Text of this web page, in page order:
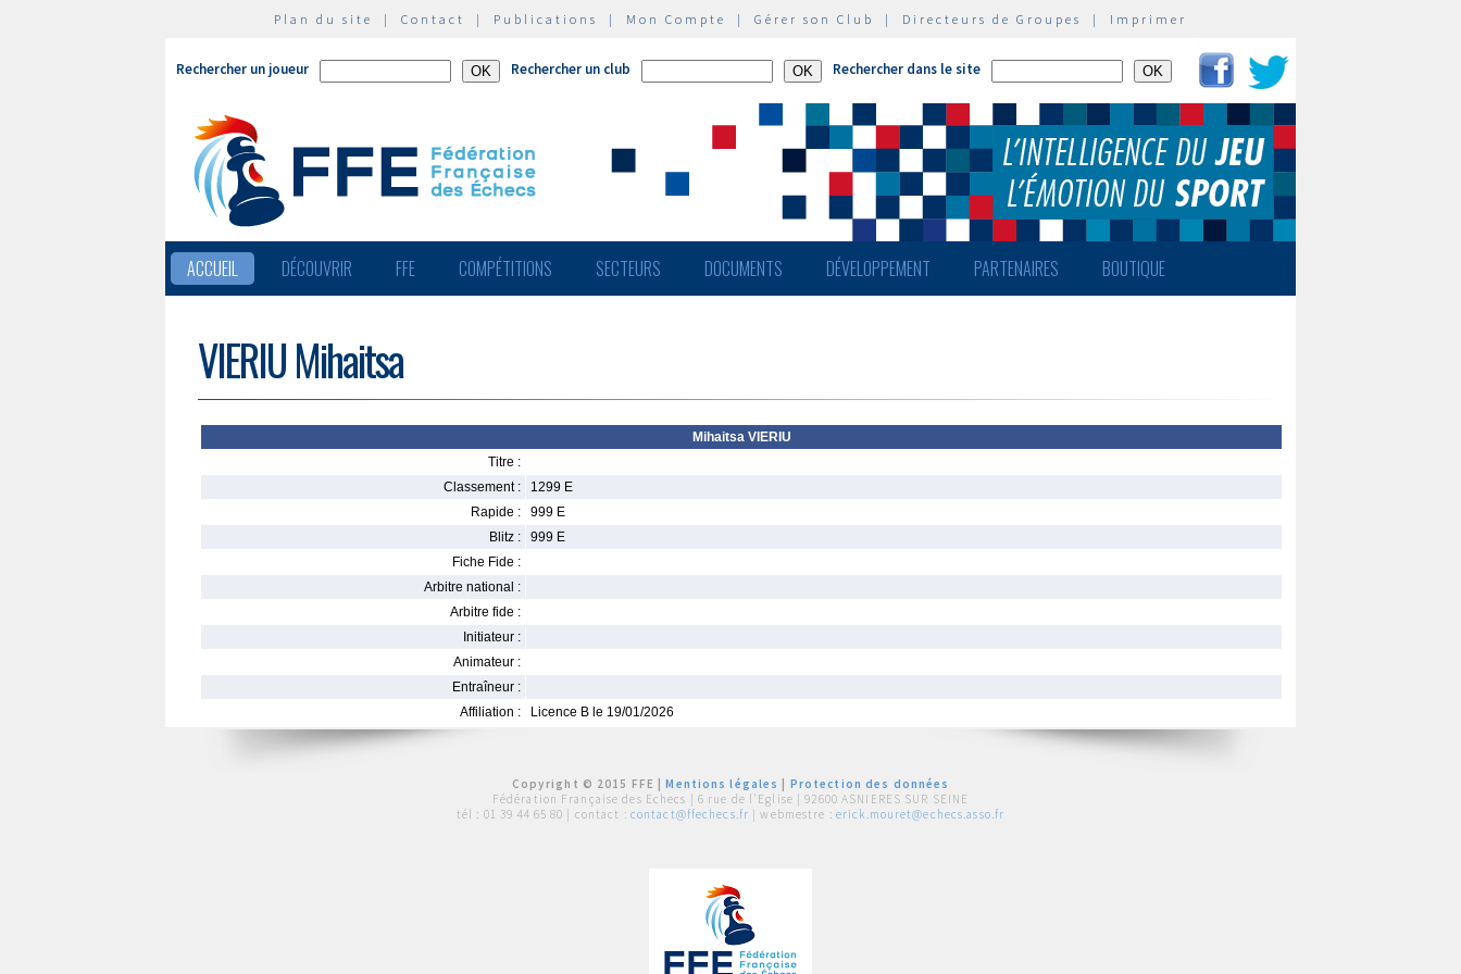
Plan du site | Contact | Publications | Mon Compte | Gérer son Club | Directeurs de Groupes | Imprimer
Rechercher un joueur Rechercher un club Rechercher dans le site
ACCUEIL DÉCOUVRIR FFE COMPÉTITIONS SECTEURS DOCUMENTS DÉVELOPPEMENT PARTENAIRES BOUTIQUE
VIERIU Mihaitsa
Mihaitsa VIERIU
Titre :
Classement :
1299 E
Rapide :
999 E
Blitz :
999 E
Fiche Fide :
Arbitre national :
Arbitre fide :
Initiateur :
Animateur :
Entraîneur :
Affiliation :
Licence B le 19/01/2026
Copyright © 2015 FFE |Mentions légales
Protection des données
Fédération Française des Echecs | 6 rue de l'Eglise | 92600 ASNIERES SUR SEINE
tél : 01 39 44 65 80 | contact : contact@ffechecs.fr | webmestre : erick.mouret@echecs.asso.fr